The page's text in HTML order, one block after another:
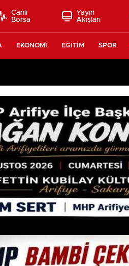
Canlı
Borsa
Yayın
Akışları
EKONOMİ EĞİTİM SPOR